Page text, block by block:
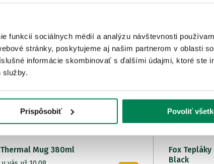
funkcií sociálnych médií a analýzu návštevnosti
stránky, poskytujeme aj našim partnerom v oblasti
informácie skombinovať s ďalšími údajmi, ktoré ste
služby.
Prispôsobiť Povoliť
Mug 380ml
Fox
Black